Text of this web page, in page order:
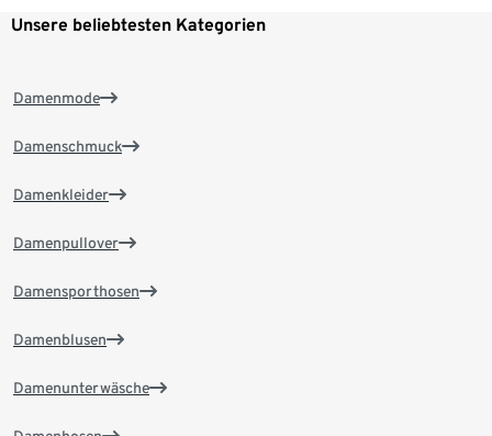
Unsere beliebtesten Kategorien
Damenmode
Damenschmuck
Damenkleider
Damenpullover
Damensporthosen
Damenblusen
Damenunterwäsche